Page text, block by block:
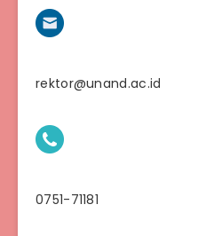
rektor@unand.ac.id
0751-71181